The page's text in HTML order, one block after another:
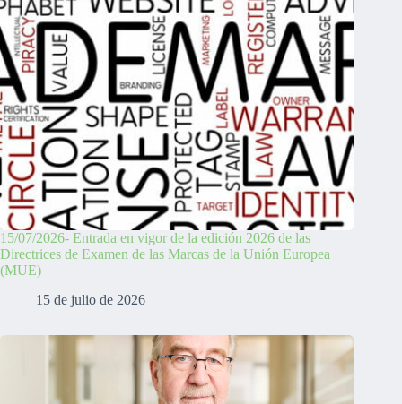
15/07/2026- Entrada en vigor de la edición 2026 de las
Directrices de Examen de las Marcas de la Unión Europea
(MUE)
15 de julio de 2026